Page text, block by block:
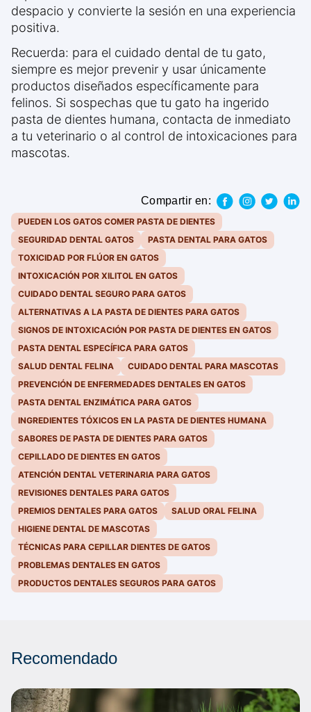
despacio y convierte la sesión en una experiencia
positiva.
Recuerda: para el cuidado dental de tu gato,
siempre es mejor prevenir y usar únicamente
productos diseñados específicamente para
felinos. Si sospechas que tu gato ha ingerido
pasta de dientes humana, contacta de inmediato
a tu veterinario o al control de intoxicaciones para
mascotas.
Compartir en:
PUEDEN LOS GATOS COMER PASTA DE DIENTES
SEGURIDAD DENTAL GATOS
PASTA DENTAL PARA GATOS
TOXICIDAD POR FLÚOR EN GATOS
INTOXICACIÓN POR XILITOL EN GATOS
CUIDADO DENTAL SEGURO PARA GATOS
ALTERNATIVAS A LA PASTA DE DIENTES PARA GATOS
SIGNOS DE INTOXICACIÓN POR PASTA DE DIENTES EN GATOS
PASTA DENTAL ESPECÍFICA PARA GATOS
SALUD DENTAL FELINA
CUIDADO DENTAL PARA MASCOTAS
PREVENCIÓN DE ENFERMEDADES DENTALES EN GATOS
PASTA DENTAL ENZIMÁTICA PARA GATOS
INGREDIENTES TÓXICOS EN LA PASTA DE DIENTES HUMANA
SABORES DE PASTA DE DIENTES PARA GATOS
CEPILLADO DE DIENTES EN GATOS
ATENCIÓN DENTAL VETERINARIA PARA GATOS
REVISIONES DENTALES PARA GATOS
PREMIOS DENTALES PARA GATOS
SALUD ORAL FELINA
HIGIENE DENTAL DE MASCOTAS
TÉCNICAS PARA CEPILLAR DIENTES DE GATOS
PROBLEMAS DENTALES EN GATOS
PRODUCTOS DENTALES SEGUROS PARA GATOS
Recomendado